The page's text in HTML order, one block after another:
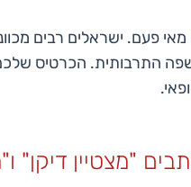
התרבותית. הכרטיס
"מצטיין דיקן"